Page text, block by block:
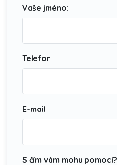
Vaše jméno:
Telefon
E-mail
S čím vám mohu pomoci?